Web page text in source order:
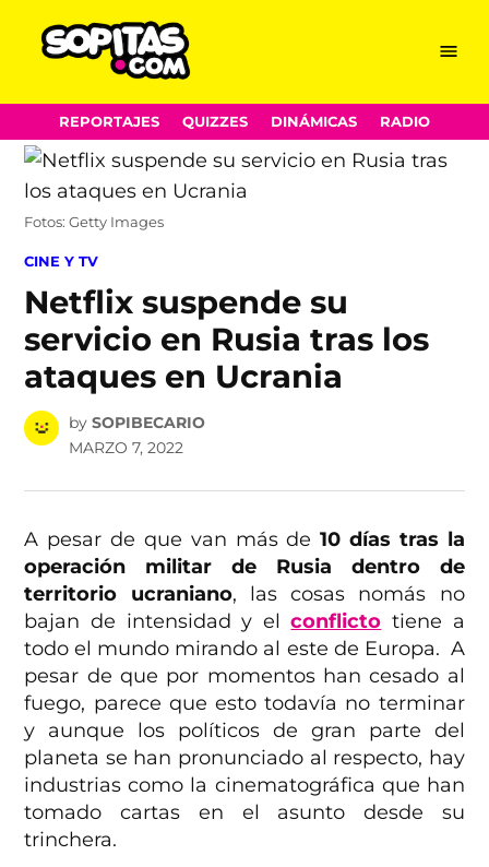
Skip
to
content
Menu
REPORTAJES QUIZZES DINÁMICAS RADIO
Fotos: Getty Images
POSTED
CINE Y TV
Netflix suspende su
servicio en Rusia tras los
ataques en Ucrania
by SOPIBECARIO
MARZO 7, 2022
A pesar de que van más de10 días tras la
operación militar de Rusia dentro de
territorio ucraniano, las cosas nomás no
bajan de intensidad y elconflicto tiene a
todo el mundo mirando al este de Europa. A
pesar de que por momentos han cesado al
fuego, parece que esto todavía no terminar
y aunque los políticos de gran parte del
planeta se han pronunciado al respecto, hay
industrias como la cinematográfica que han
tomado cartas en el asunto desde su
trinchera.